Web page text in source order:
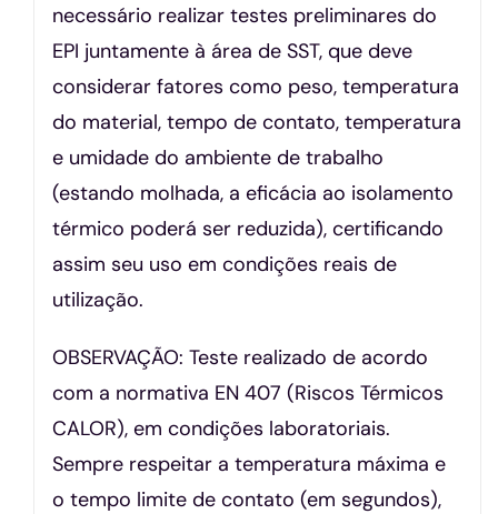
necessário realizar testes preliminares do
EPI juntamente à área de SST, que deve
considerar fatores como peso, temperatura
do material, tempo de contato, temperatura
e umidade do ambiente de trabalho
(estando molhada, a eficácia ao isolamento
térmico poderá ser reduzida), certificando
assim seu uso em condições reais de
utilização.
OBSERVAÇÃO: Teste realizado de acordo
com a normativa EN 407 (Riscos Térmicos
CALOR), em condições laboratoriais.
Sempre respeitar a temperatura máxima e
o tempo limite de contato (em segundos),